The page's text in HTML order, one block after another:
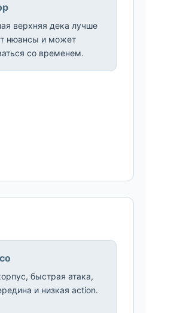
верхняя дека лучше
нюансы и может
со временем.
быстрая атака,
и низкая action.